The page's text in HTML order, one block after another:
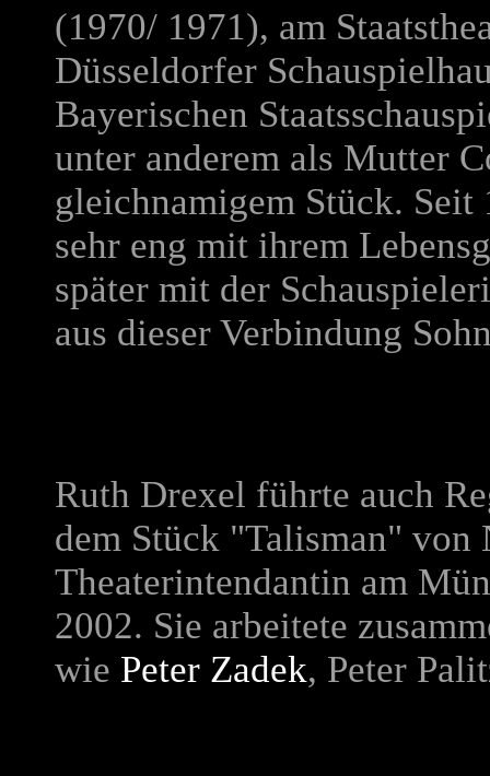
(1970/ 1971), am
Düsseldorfer
Bayerischen
unter anderem als Mutter
gleichnamigem Stück.
sehr eng mit ihrem
später mit der
aus dieser Verbindung
Ruth Drexel führte auch
dem Stück "Talisman" von
Theaterintendantin am
2002. Sie arbeitete
wie Peter Zadek, Peter